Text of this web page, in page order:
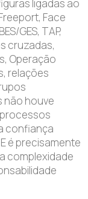
ligadas ao
Face
GES, TAP,
cruzadas,
Operação
relações
não houve
confiança
é precisamente
complexidade